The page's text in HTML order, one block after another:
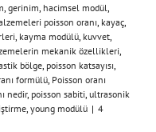
gerinim hacimsel modül
poisson oranı kayaç
kayma modülü kuvvet
mekanik özellikleri
bölge poisson katsayısı
formülü Poisson oranı
nedir, poisson sabiti ultrasonik
young modülü | 4